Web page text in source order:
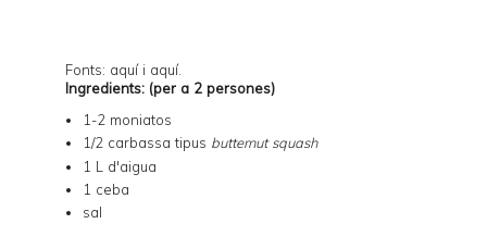
Fonts: aquíi aquí.
Ingredients: (per a 2 persones)
1-2 moniatos
1/2 carbassa tipus butternut squash
1 L d'aigua
1 ceba
sal